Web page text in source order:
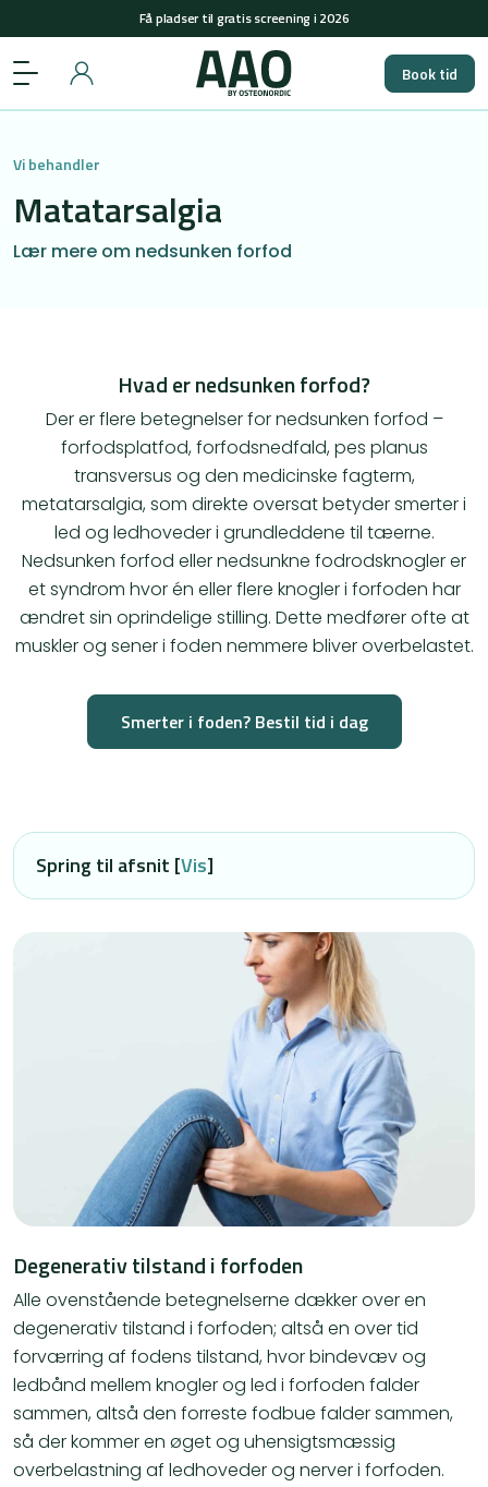
+45 29848558(man-tors: 08-15 & fre: 08-12)
Få pladser til gratis screening i 2026
+45 29848558(man-tors: 08-15 & fre: 08-12)
Book tid
Vi behandler
Matatarsalgia
Lær mere om nedsunken forfod
Hvad er nedsunken forfod?
Der er flere betegnelser for nedsunken forfod –
forfodsplatfod, forfodsnedfald, pes planus
transversus og den medicinske fagterm,
metatarsalgia, som direkte oversat betyder smerter i
led og ledhoveder i grundleddene til tæerne.
Nedsunken forfod eller nedsunkne fodrodsknogler er
et syndrom hvor én eller flere knogler i forfoden har
ændret sin oprindelige stilling. Dette medfører ofte at
muskler og sener i foden nemmere bliver overbelastet.
Smerter i foden? Bestil tid i dag
Spring til afsnit [Vis]
​Degenerativ tilstand i forfoden
Alle ovenstående betegnelserne dækker over en
degenerativ tilstand i forfoden; altså en over tid
forværring af fodens tilstand, hvor bindevæv og
ledbånd mellem knogler og led i forfoden falder
sammen, altså den forreste fodbue falder sammen,
så der kommer en øget og uhensigtsmæssig
overbelastning af ledhoveder og nerver i forfoden.